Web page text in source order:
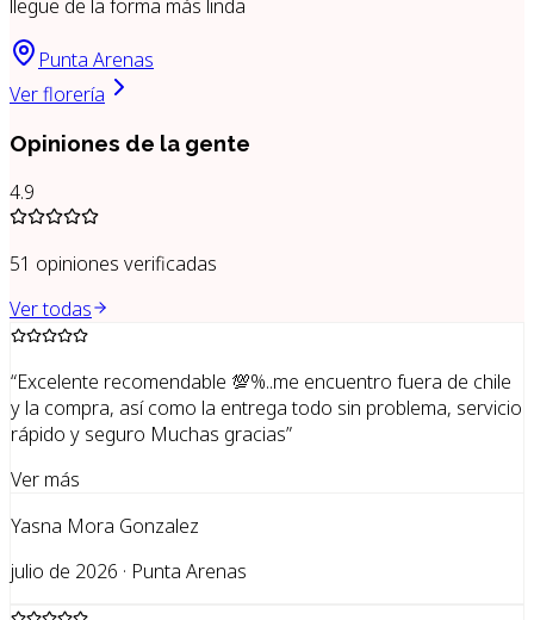
llegue de la forma más linda
Punta Arenas
Ver florería
Opiniones de la gente
4.9
51 opiniones verificadas
Ver todas
“Excelente recomendable 💯%..me encuentro fuera de chile
y la compra, así como la entrega todo sin problema, servicio
rápido y seguro Muchas gracias”
Ver más
Yasna Mora Gonzalez
julio de 2026 · Punta Arenas